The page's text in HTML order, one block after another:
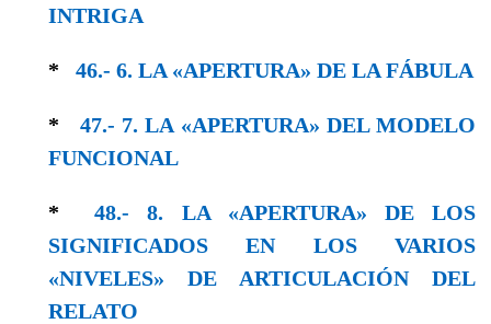
ΙΝTRIGΑ
* 46.- 6. LA «ΑPERTURA» DE LA FÁBULA
* 47.- 7. LA «APERTURA» DEL MODELO
FUNCIONAL
*48.- 8. LA «APERTURA» DE LOS
SIGNIFICADOS EN LOS VARIOS
«NIVELES» DE ARTICULACIÓN DEL
RELATO